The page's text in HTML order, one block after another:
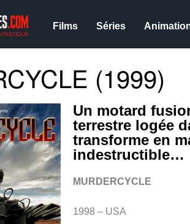
Films Séries
(1999)
Un motard
terrestre logée
transforme en
indestructible…
MURDERCYCLE
1998 – USA